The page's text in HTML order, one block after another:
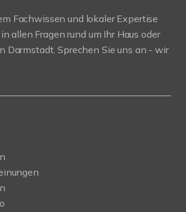
Fachwissen und lokaler Expertise
allen Fragen rund um Ihr Haus oder
Darmstadt. Sprechen Sie uns an - wir